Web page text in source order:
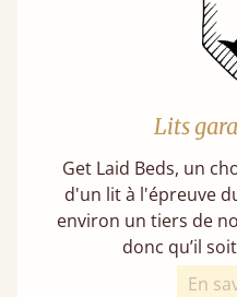
Lits
Get Laid Beds, un
d'un lit à l'épreuve
environ un tiers de
donc qu’il
En